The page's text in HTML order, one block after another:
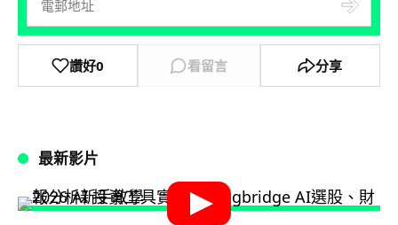
讚好0 看留言 分享
最新影片